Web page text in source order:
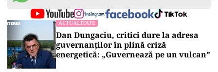
ACTUALITATE
Dan Dungaciu, critici dure la adresa
guvernanților în plină criză
energetică: „Guvernează pe un vulcan”